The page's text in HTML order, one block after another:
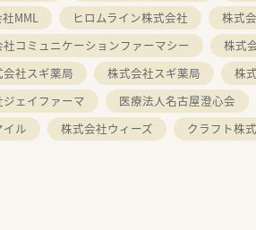
MML ヒロムライン株式会社 株式
社コミュニケーションファーマシー 株式
会社スギ薬局 株式会社スギ薬局 株
ェイファーマ 医療法人名古屋澄心会
ル 株式会社ウィーズ クラフト株